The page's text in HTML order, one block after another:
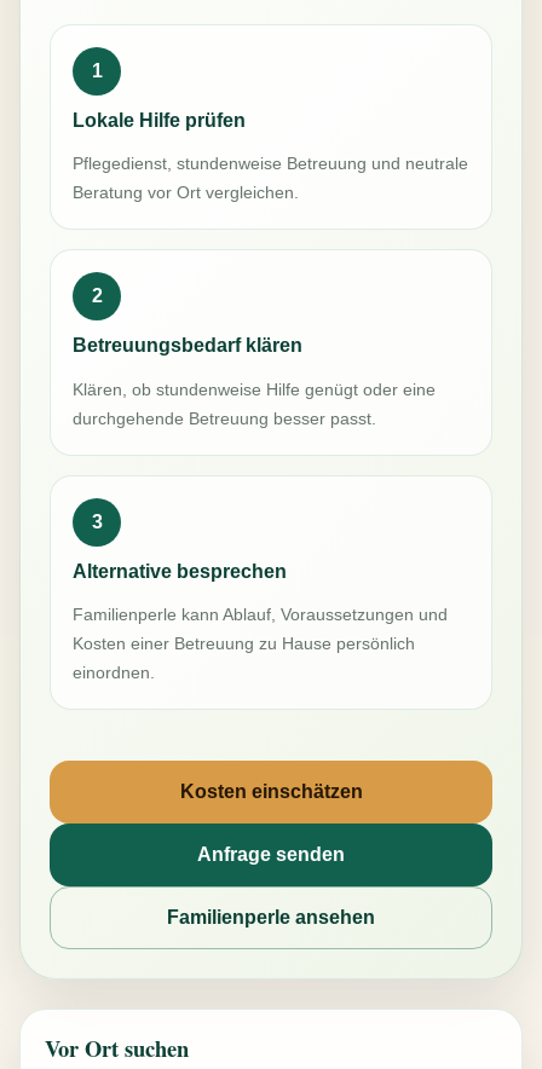
1
Lokale Hilfe prüfen
Pflegedienst, stundenweise Betreuung und neutrale
Beratung vor Ort vergleichen.
2
Betreuungsbedarf klären
Klären, ob stundenweise Hilfe genügt oder eine
durchgehende Betreuung besser passt.
3
Alternative besprechen
Familienperle kann Ablauf, Voraussetzungen und
Kosten einer Betreuung zu Hause persönlich
einordnen.
Kosten einschätzen
Anfrage senden
Familienperle ansehen
Vor Ort suchen